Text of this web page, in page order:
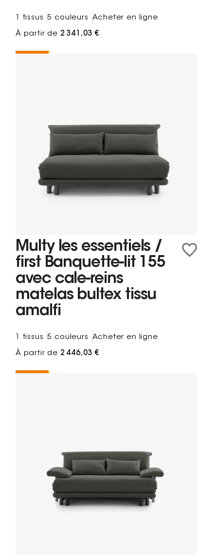
1 tissus 5 couleurs Acheter en ligne
À partir de 2 341,03 €
Multy les essentiels /
first Banquette-lit 155
avec cale-reins
matelas bultex tissu
amalfi
1 tissus 5 couleurs Acheter en ligne
À partir de 2 446,03 €